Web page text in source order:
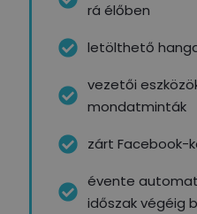
rá élőben
letölthető
vezetői
mondatminták
zárt Facebook-
évente
időszak végéig